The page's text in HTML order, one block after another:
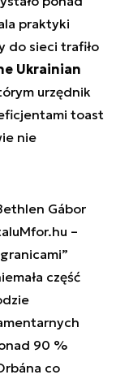
praktyki
do sieci trafiło
Ukrainian
urzędnik
toast
nie
Gábor
Mfor.hu –
część
90 %
co